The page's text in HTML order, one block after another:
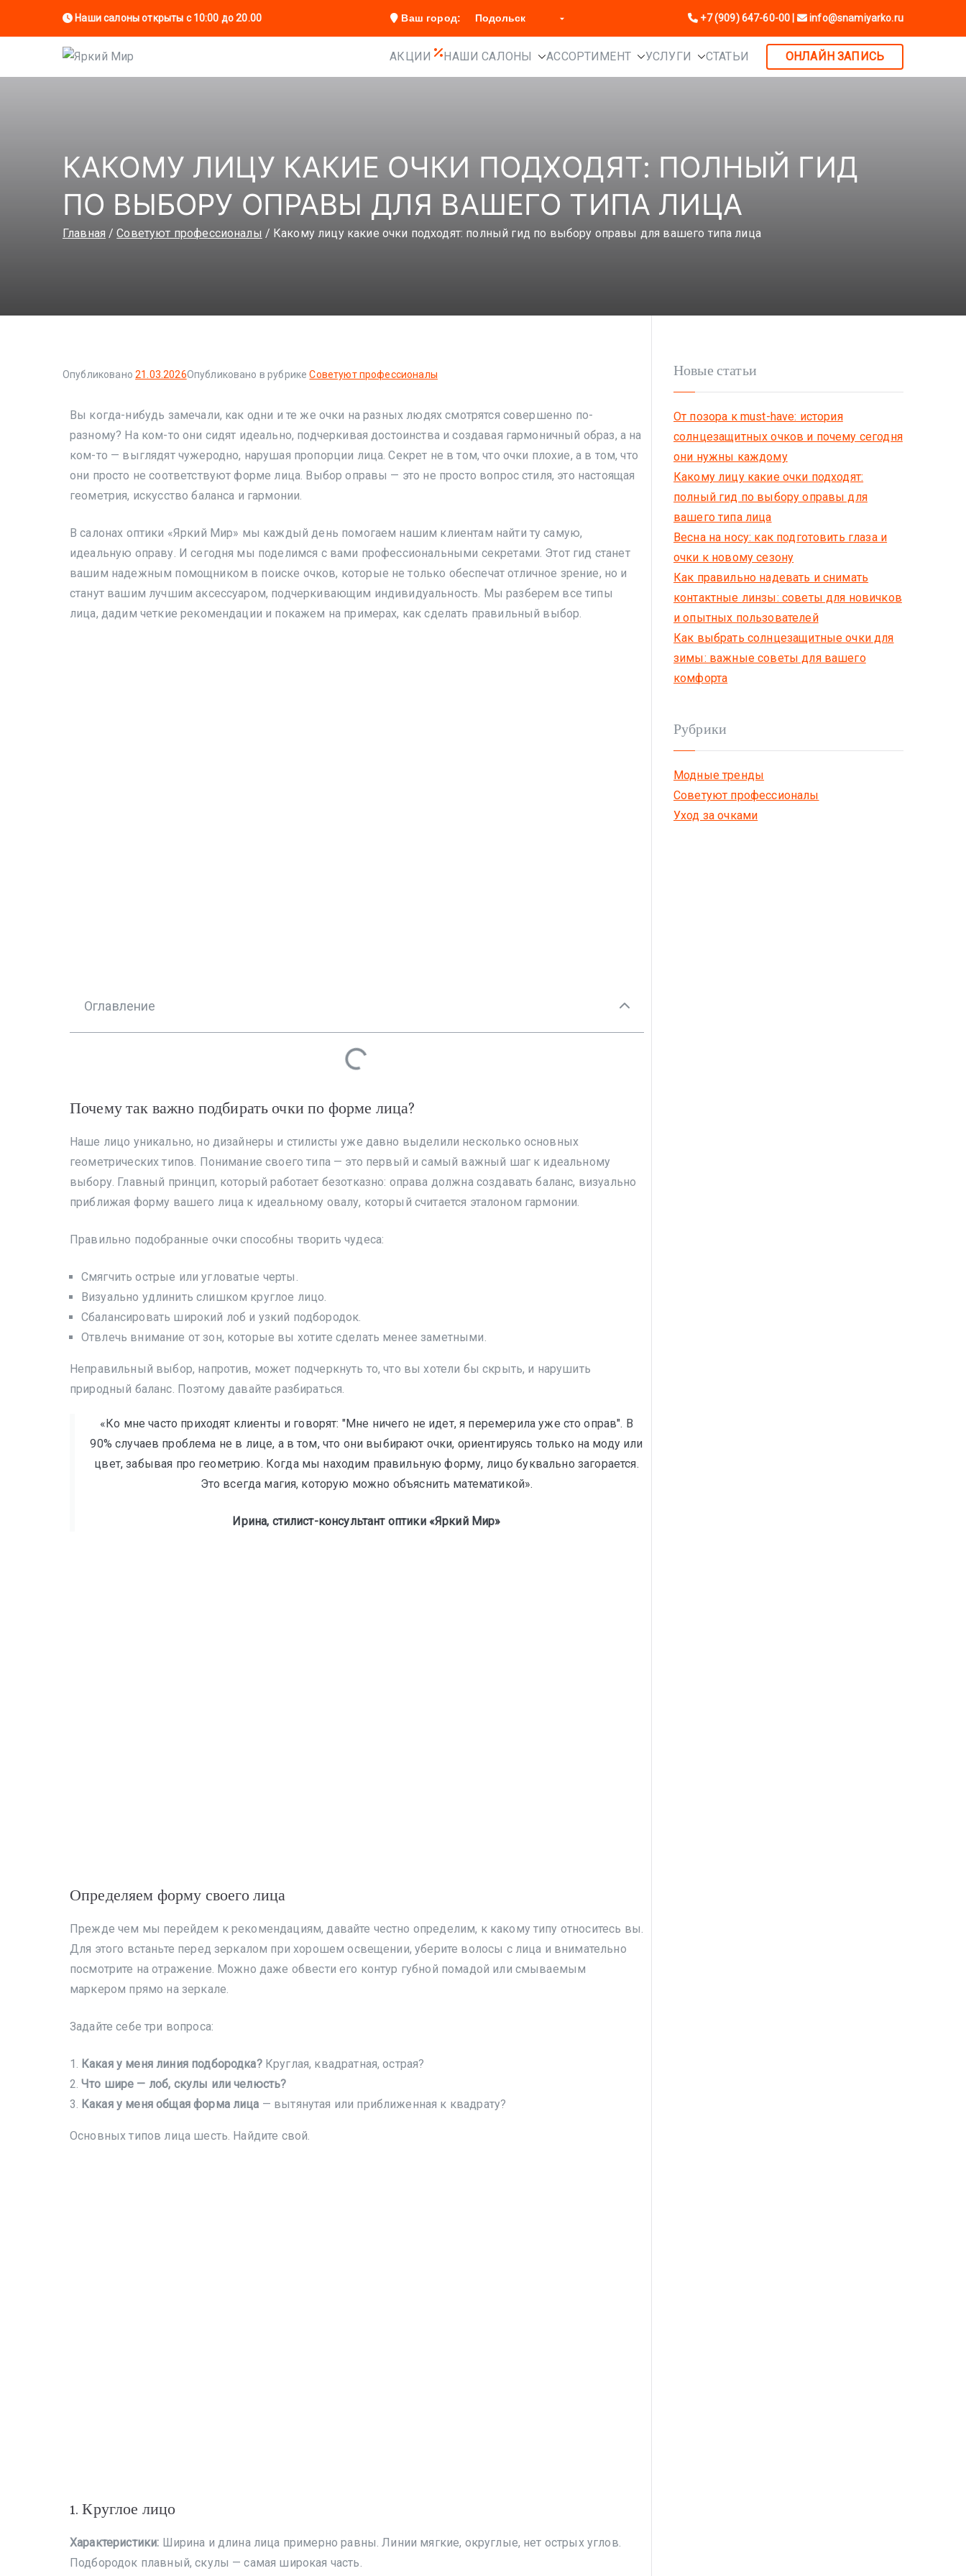
Наши салоны открыты с 10:00 до 20.00 Ваш город: +7 (909) 647-60-00 info@snamiyarko.ru
Яркий Мир
АКЦИИ НАШИ САЛОНЫ АССОРТИМЕНТ УСЛУГИ СТАТЬИ ОНЛАЙН ЗАПИСЬ
КАКОМУ ЛИЦУ КАКИЕ ОЧКИ ПОДХОДЯТ: ПОЛНЫЙ ГИД
ПО ВЫБОРУ ОПРАВЫ ДЛЯ ВАШЕГО ТИПА ЛИЦА
Главная Советуют профессионалы Какому лицу какие очки подходят: полный гид по выбору оправы для вашего типа лица
Опубликовано21.03.2026Опубликовано в рубрикеСоветуют профессионалы
Вы когда-нибудь замечали, как одни и те же очки на разных людях смотрятся совершенно по-
разному? На ком-то они сидят идеально, подчеркивая достоинства и создавая гармоничный образ, а на
ком-то — выглядят чужеродно, нарушая пропорции лица. Секрет не в том, что очки плохие, а в том, что
они просто не соответствуют форме лица. Выбор оправы — это не просто вопрос стиля, это настоящая
геометрия, искусство баланса и гармонии.
В салонах оптики «Яркий Мир» мы каждый день помогаем нашим клиентам найти ту самую,
идеальную оправу. И сегодня мы поделимся с вами профессиональными секретами. Этот гид станет
вашим надежным помощником в поиске очков, которые не только обеспечат отличное зрение, но и
станут вашим лучшим аксессуаром, подчеркивающим индивидуальность. Мы разберем все типы
лица, дадим четкие рекомендации и покажем на примерах, как сделать правильный выбор.
Оглавление
Почему так важно подбирать очки по форме лица?
Наше лицо уникально, но дизайнеры и стилисты уже давно выделили несколько основных
геометрических типов. Понимание своего типа — это первый и самый важный шаг к идеальному
выбору. Главный принцип, который работает безотказно: оправа должна создавать баланс, визуально
приближая форму вашего лица к идеальному овалу, который считается эталоном гармонии.
Правильно подобранные очки способны творить чудеса:
Смягчить острые или угловатые черты.
Визуально удлинить слишком круглое лицо.
Сбалансировать широкий лоб и узкий подбородок.
Отвлечь внимание от зон, которые вы хотите сделать менее заметными.
Неправильный выбор, напротив, может подчеркнуть то, что вы хотели бы скрыть, и нарушить
природный баланс. Поэтому давайте разбираться.
«Ко мне часто приходят клиенты и говорят: "Мне ничего не идет, я перемерила уже сто оправ". В
90% случаев проблема не в лице, а в том, что они выбирают очки, ориентируясь только на моду или
цвет, забывая про геометрию. Когда мы находим правильную форму, лицо буквально загорается.
Это всегда магия, которую можно объяснить математикой».
Ирина, стилист-консультант оптики «Яркий Мир»
Определяем форму своего лица
Прежде чем мы перейдем к рекомендациям, давайте честно определим, к какому типу относитесь вы.
Для этого встаньте перед зеркалом при хорошем освещении, уберите волосы с лица и внимательно
посмотрите на отражение. Можно даже обвести его контур губной помадой или смываемым
маркером прямо на зеркале.
Задайте себе три вопроса:
Какая у меня линия подбородка?Круглая, квадратная, острая?
Что шире — лоб, скулы или челюсть?
Какая у меня общая форма лица — вытянутая или приближенная к квадрату?
Основных типов лица шесть. Найдите свой.
1. Круглое лицо
Характеристики: Ширина и длина лица примерно равны. Линии мягкие, округлые, нет острых углов.
Подбородок плавный, скулы — самая широкая часть.
Новые статьи
От позора к must-have: история
солнцезащитных очков и почему сегодня
они нужны каждому
Какому лицу какие очки подходят:
полный гид по выбору оправы для
вашего типа лица
Весна на носу: как подготовить глаза и
очки к новому сезону
Как правильно надевать и снимать
контактные линзы: советы для новичков
и опытных пользователей
Как выбрать солнцезащитные очки для
зимы: важные советы для вашего
комфорта
Рубрики
Модные тренды
Советуют профессионалы
Уход за очками